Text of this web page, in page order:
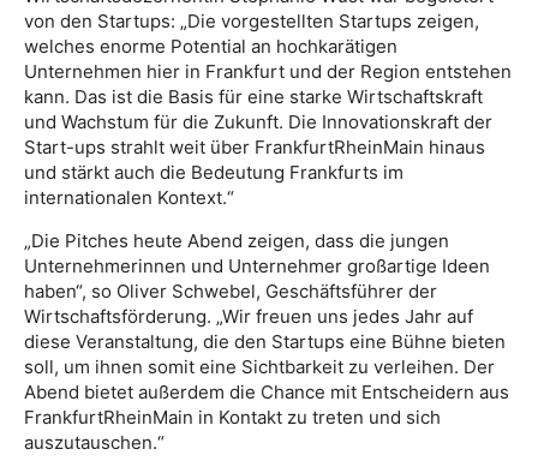
von den Startups: „Die vorgestellten Startups zeigen,
welches enorme Potential an hochkarätigen
Unternehmen hier in Frankfurt und der Region entstehen
kann. Das ist die Basis für eine starke Wirtschaftskraft
und Wachstum für die Zukunft. Die Innovationskraft der
Start-ups strahlt weit über FrankfurtRheinMain hinaus
und stärkt auch die Bedeutung Frankfurts im
internationalen Kontext.“
„Die Pitches heute Abend zeigen, dass die jungen
Unternehmerinnen und Unternehmer großartige Ideen
haben“, so Oliver Schwebel, Geschäftsführer der
Wirtschaftsförderung. „Wir freuen uns jedes Jahr auf
diese Veranstaltung, die den Startups eine Bühne bieten
soll, um ihnen somit eine Sichtbarkeit zu verleihen. Der
Abend bietet außerdem die Chance mit Entscheidern aus
FrankfurtRheinMain in Kontakt zu treten und sich
auszutauschen.“